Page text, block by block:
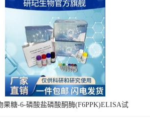
果糖-6-磷酸盐磷酸酮酶(F6PPK)ELISA试